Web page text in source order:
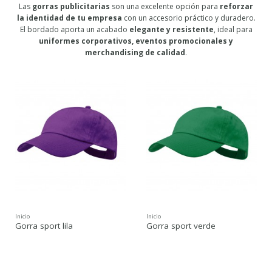
Las gorras publicitarias son una excelente opción para reforzar
la identidad de tu empresa con un accesorio práctico y duradero.
El bordado aporta un acabado elegante y resistente, ideal para
uniformes corporativos, eventos promocionales y
merchandising de calidad.
Inicio
Gorra sport lila
Inicio
Gorra sport verde